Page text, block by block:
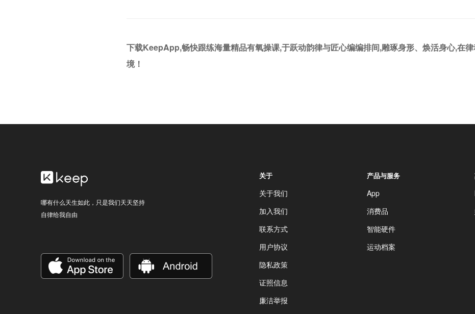
下载KeepApp,畅快跟练海量精品有氧操课,于跃动韵律与匠心编编排间,雕琢身形、焕活身心,在
境！
哪有什么天生如此，只是我们天天坚持
自律给我自由
关于
关于我们
加入我们
联系方式
用户协议
隐私政策
证照信息
廉洁举报
产品与服务
App
消费品
智能硬件
运动档案